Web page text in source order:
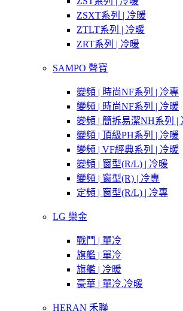
ZSXT系列 | 冷暖
ZTLT系列 | 冷暖
ZRT系列 | 冷暖
SAMPO 聲寶
變頻 | 時尚NF系列 | 冷專
變頻 | 時尚NF系列 | 冷暖
變頻 | 簡拆易潔NH系列 |
變頻 | 頂級PH系列 | 冷暖
變頻 | VF經典系列 | 冷暖
變頻 | 窗型(R/L) | 冷暖
變頻 | 窗型(R) | 冷專
定頻 | 窗型(R/L) | 冷專
LG 樂金
戰鬥 | 單冷
旗艦 | 單冷
旗艦 | 冷暖
豪華 | 單冷.冷暖
HERAN 禾聯